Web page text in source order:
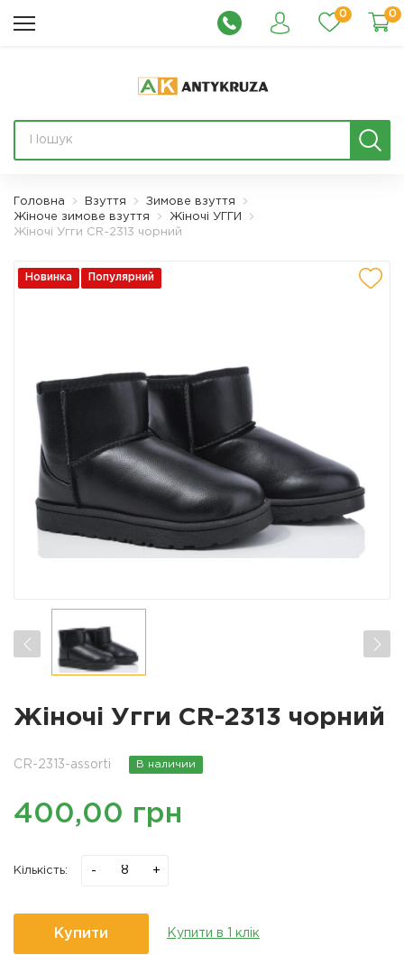
0 0
Головна Взуття
Зимове взуття
Жіноче зимове взуття
Жіночі УГГИ
Жіночі Угги CR-2313 чорний
Новинка Популярний
Жіночі Угги CR-2313 чорний
CR-2313-assorti В наличии
400,00 грн
Кількість: - +
Купити Купити в 1 клік